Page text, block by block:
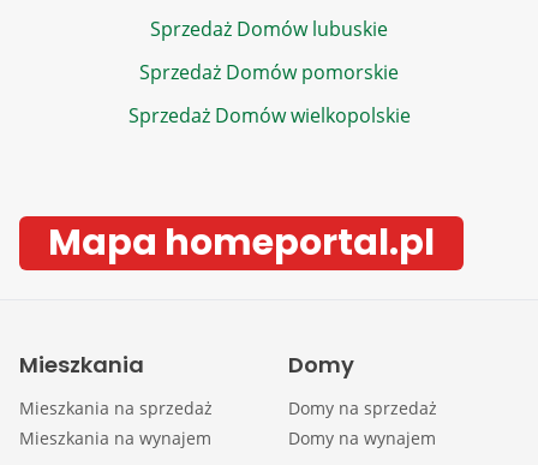
Sprzedaż Domów lubuskie
Sprzedaż Domów pomorskie
Sprzedaż Domów wielkopolskie
Mapa homeportal.pl
Mieszkania
Mieszkania na sprzedaż
Mieszkania na wynajem
Domy
Domy na sprzedaż
Domy na wynajem